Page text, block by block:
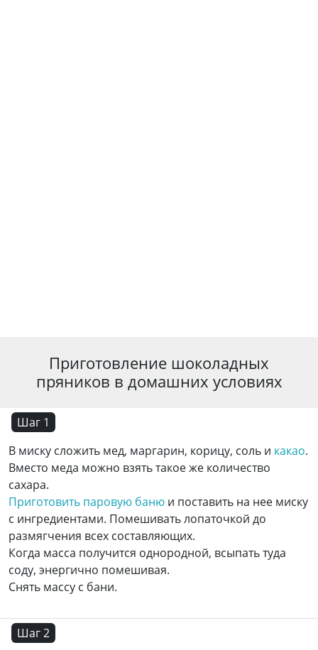
Приготовление шоколадных
пряников в домашних условиях
Шаг 1
В миску сложить мед, маргарин, корицу, соль и какао.
Вместо меда можно взять такое же количество
сахара.
Приготовить паровую баню и поставить на нее миску
с ингредиентами. Помешивать лопаточкой до
размягчения всех составляющих.
Когда масса получится однородной, всыпать туда
соду, энергично помешивая.
Снять массу с бани.
Шаг 2